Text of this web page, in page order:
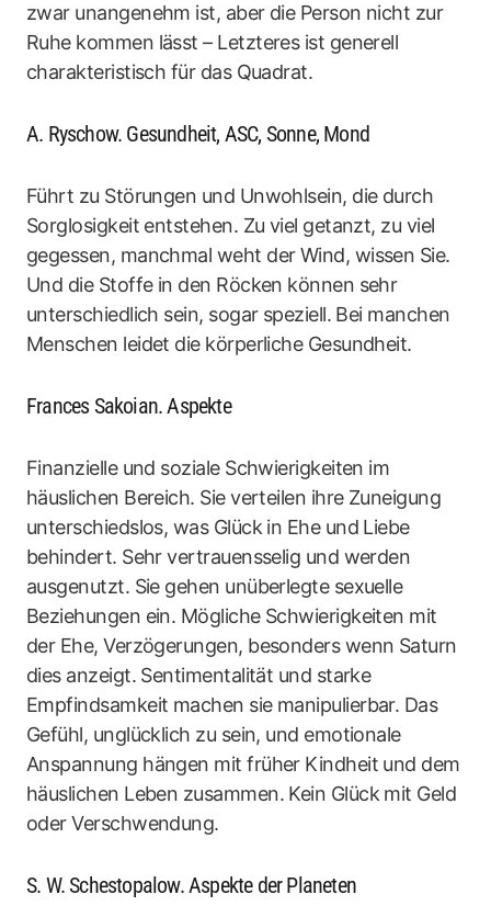
zwar unangenehm ist, aber die Person nicht zur
Ruhe kommen lässt – Letzteres ist generell
charakteristisch für das Quadrat.
A. Ryschow. Gesundheit, ASC, Sonne, Mond
Führt zu Störungen und Unwohlsein, die durch
Sorglosigkeit entstehen. Zu viel getanzt, zu viel
gegessen, manchmal weht der Wind, wissen Sie.
Und die Stoffe in den Röcken können sehr
unterschiedlich sein, sogar speziell. Bei manchen
Menschen leidet die körperliche Gesundheit.
Frances Sakoian. Aspekte
Finanzielle und soziale Schwierigkeiten im
häuslichen Bereich. Sie verteilen ihre Zuneigung
unterschiedslos, was Glück in Ehe und Liebe
behindert. Sehr vertrauensselig und werden
ausgenutzt. Sie gehen unüberlegte sexuelle
Beziehungen ein. Mögliche Schwierigkeiten mit
der Ehe, Verzögerungen, besonders wenn Saturn
dies anzeigt. Sentimentalität und starke
Empfindsamkeit machen sie manipulierbar. Das
Gefühl, unglücklich zu sein, und emotionale
Anspannung hängen mit früher Kindheit und dem
häuslichen Leben zusammen. Kein Glück mit Geld
oder Verschwendung.
S. W. Schestopalow. Aspekte der Planeten